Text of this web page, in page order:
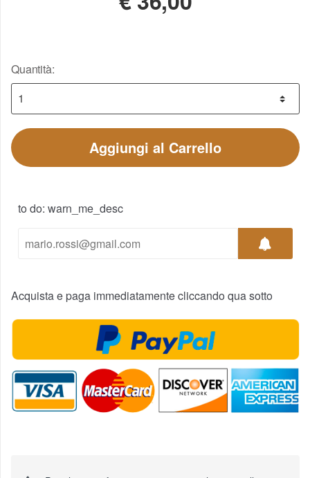
Quantità:
Aggiungi al Carrello
to do: warn_me_desc
Acquista e paga immediatamente cliccando qua sotto